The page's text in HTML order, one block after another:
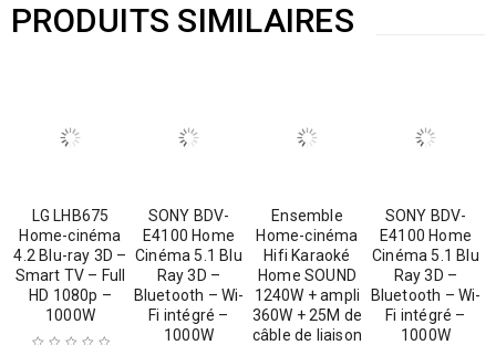
PRODUITS SIMILAIRES
LG LHB675
Home-cinéma
4.2 Blu-ray 3D –
Smart TV – Full
HD 1080p –
1000W
SONY BDV-
E4100 Home
Cinéma 5.1 Blu
Ray 3D –
Bluetooth – Wi-
Fi intégré –
1000W
Ensemble
Home-cinéma
Hifi Karaoké
Home SOUND
1240W + ampli
360W + 25M de
câble de liaison
SONY BDV-
E4100 Home
Cinéma 5.1 Blu
Ray 3D –
Bluetooth – Wi-
Fi intégré –
1000W